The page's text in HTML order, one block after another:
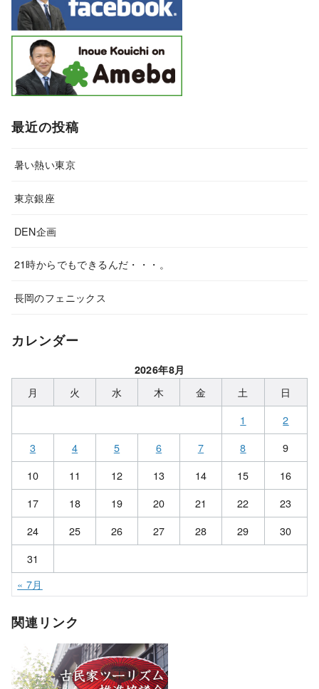
最近の投稿
暑い熱い東京
東京銀座
DEN企画
21時からでもできるんだ・・・。
長岡のフェニックス
カレンダー
2026年8月
月 火 水 木 金 土
日
1
2
3
4 5 6 7 8
9
10
11 12 13 14 15
16
17
18 19 20 21 22
23
24
25 26 27 28 29
30
31
« 7月
関連リンク